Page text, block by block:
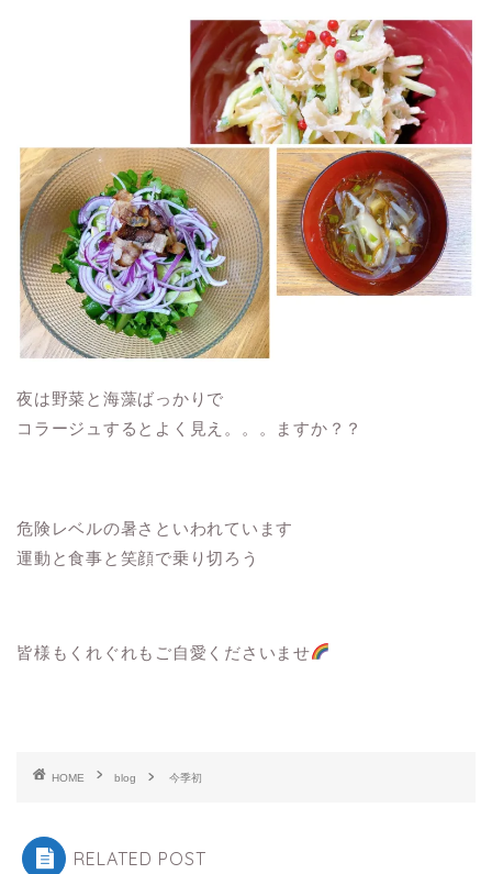
夜は野菜と海藻ばっかりで
コラージュするとよく見え。。。ますか？？
危険レベルの暑さといわれています
運動と食事と笑顔で乗り切ろう
皆様もくれぐれもご自愛くださいませ
HOME blog 今季初
RELATED POST